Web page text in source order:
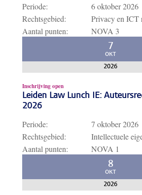
Periode:
6 oktober 2026
Rechtsgebied:
Privacy en ICT
Aantal punten:
NOVA 3
7
OKT
2026
Inschrijving open
Leiden Law Lunch IE:
2026
Periode:
7 oktober 2026
Rechtsgebied:
Intellectuele
Aantal punten:
NOVA 1
8
OKT
2026